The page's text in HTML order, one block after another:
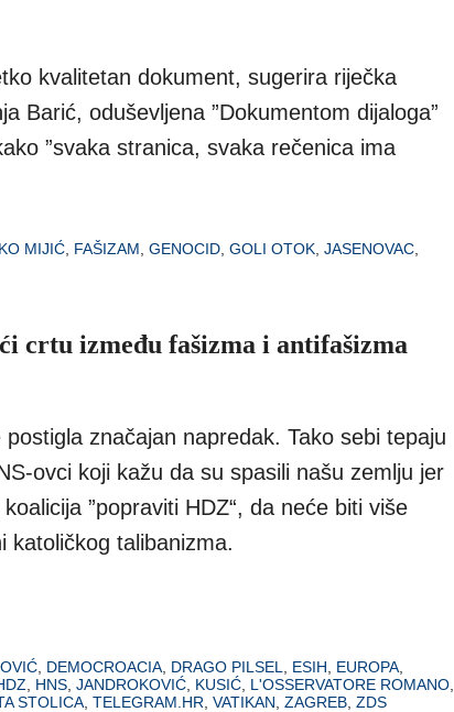
kvalitetan dokument, sugerira riječka
Barić, oduševljena ”Dokumentom dijaloga”
”svaka stranica, svaka rečenica ima
MIJIĆ FAŠIZAM GENOCID GOLI OTOK JASENOVAC
crtu između fašizma i antifašizma
postigla značajan napredak. Tako sebi tepaju
ovci koji kažu da su spasili našu zemlju jer
”popraviti HDZ“, da neće biti više
katoličkog talibanizma.
DEMOCROACIA DRAGO PILSEL ESIH EUROPA
HNS JANDROKOVIĆ KUSIĆ L'OSSERVATORE ROMANO
STOLICA TELEGRAM.HR VATIKAN ZAGREB ZDS